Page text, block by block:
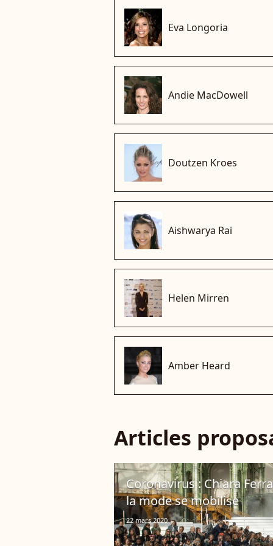
Eva Longoria
Andie MacDowell
Doutzen Kroes
Aishwarya Rai
Helen Mirren
Amber Heard
Articles
Coronavirus : Chiara
la mode se mobilise
22 mars 2020